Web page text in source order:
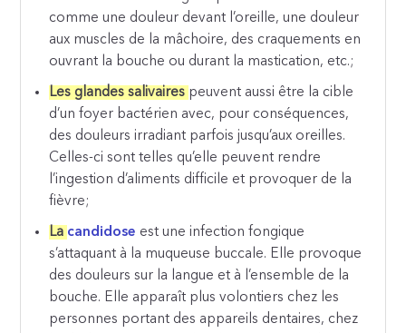
comme une douleur devant l’oreille, une douleur
aux muscles de la mâchoire, des craquements en
ouvrant la bouche ou durant la mastication, etc.;
Les glandes salivaires peuvent aussi être la cible
d’un foyer bactérien avec, pour conséquences,
des douleurs irradiant parfois jusqu’aux oreilles.
Celles-ci sont telles qu’elle peuvent rendre
l’ingestion d’aliments difficile et provoquer de la
fièvre;
La candidose est une infection fongique
s’attaquant à la muqueuse buccale. Elle provoque
des douleurs sur la langue et à l’ensemble de la
bouche. Elle apparaît plus volontiers chez les
personnes portant des appareils dentaires, chez